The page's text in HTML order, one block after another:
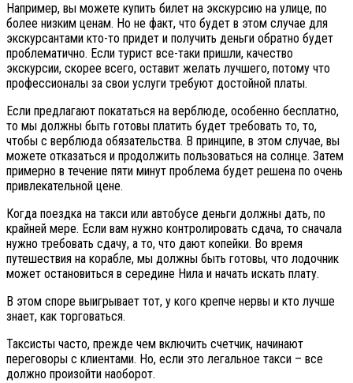
Например, вы можете купить билет на экскурсию на улице, по
более низким ценам. Но не факт, что будет в этом случае для
экскурсантами кто-то придет и получить деньги обратно будет
проблематично. Если турист все-таки пришли, качество
экскурсии, скорее всего, оставит желать лучшего, потому что
профессионалы за свои услуги требуют достойной платы.
Если предлагают покататься на верблюде, особенно бесплатно,
то мы должны быть готовы платить будет требовать то, то,
чтобы с верблюда обязательства. В принципе, в этом случае, вы
можете отказаться и продолжить пользоваться на солнце. Затем
примерно в течение пяти минут проблема будет решена по очень
привлекательной цене.
Когда поездка на такси или автобусе деньги должны дать, по
крайней мере. Если вам нужно контролировать сдача, то сначала
нужно требовать сдачу, а то, что дают копейки. Во время
путешествия на корабле, мы должны быть готовы, что лодочник
может остановиться в середине Нила и начать искать плату.
В этом споре выигрывает тот, у кого крепче нервы и кто лучше
знает, как торговаться.
Таксисты часто, прежде чем включить счетчик, начинают
переговоры с клиентами. Но, если это легальное такси – все
должно произойти наоборот.